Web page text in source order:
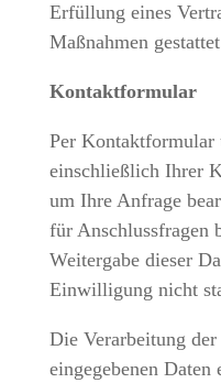
Erfüllung eines
Maßnahmen
Kontaktformular
Per Kontaktformular
einschließlich Ihrer
um Ihre Anfrage
für Anschlussfragen
Weitergabe dieser
Einwilligung nicht
Die Verarbeitung
eingegebenen